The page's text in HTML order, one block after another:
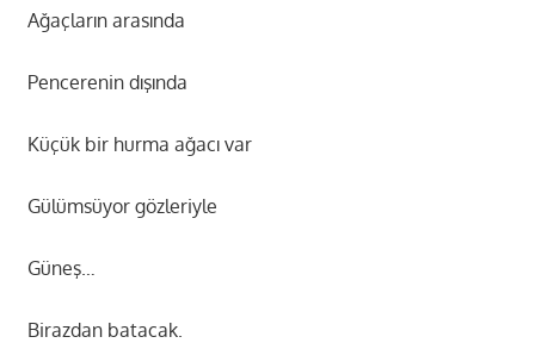
Ağaçların arasında
Pencerenin dışında
Küçük bir hurma ağacı var
Gülümsüyor gözleriyle
Güneş…
Birazdan batacak.